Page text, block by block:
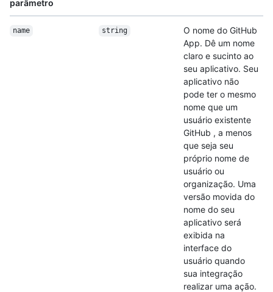
parâmetro
name string
O nome do GitHub
App. Dê um nome
claro e sucinto ao
seu aplicativo. Seu
aplicativo não
pode ter o mesmo
nome que um
usuário existente
GitHub , a menos
que seja seu
próprio nome de
usuário ou
organização. Uma
versão movida do
nome do seu
aplicativo será
exibida na
interface do
usuário quando
sua integração
realizar uma ação.